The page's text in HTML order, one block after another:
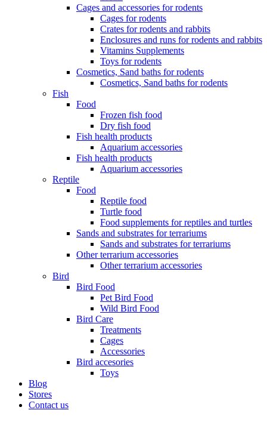
Cages and accessories for rodents
Cages for rodents
Сrates for rodents and rabbits
Enclosures and runs for rodents and rabbits
Vitamins Supplements
Toys for rodents
Cosmetics, Sand baths for rodents
Cosmetics, Sand baths for rodents
Fish
Food
Frozen fish food
Dry fish food
Fish health products
Aquarium accessories
Fish health products
Aquarium accessories
Reptile
Food
Reptile food
Turtle food
Food supplements for reptiles and turtles
Sands and substrates for terrariums
Sands and substrates for terrariums
Other terrarium accessories
Other terrarium accessories
Bird
Bird Food
Pet Bird Food
Wild Bird Food
Bird Care
Treatments
Cages
Accessories
Bird accesories
Toys
Blog
Stores
Contact us